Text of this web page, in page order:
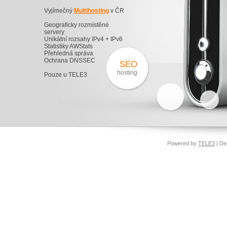
Vyjímečný Multihosting v ČR
Geograficky rozmístěné
servery
Unikátní rozsahy IPv4 + IPv6
Statistiky AWStats
Přehledná správa
Ochrana DNSSEC
Pouze u TELE3
SEO
hosting
Powered by TELE3 |